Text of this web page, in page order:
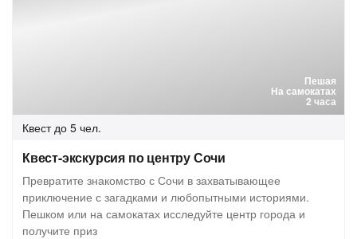
Пешая
На самокатах
2 часа
Квест до 5 чел.
Квест-экскурсия по центру Сочи
Превратите знакомство с Сочи в захватывающее
приключение с загадками и любопытными историями.
Пешком или на самокатах исследуйте центр города и
получите приз